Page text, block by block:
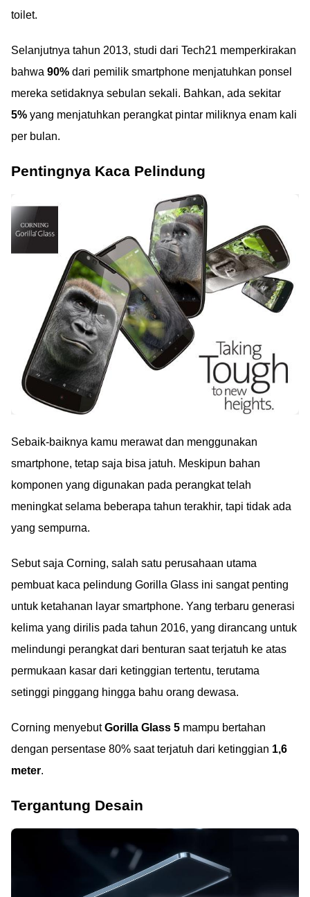
toilet.
Selanjutnya tahun 2013, studi dari Tech21 memperkirakan
bahwa 90% dari pemilik smartphone menjatuhkan ponsel
mereka setidaknya sebulan sekali. Bahkan, ada sekitar
5% yang menjatuhkan perangkat pintar miliknya enam kali
per bulan.
Pentingnya Kaca Pelindung
Sebaik-baiknya kamu merawat dan menggunakan
smartphone, tetap saja bisa jatuh. Meskipun bahan
komponen yang digunakan pada perangkat telah
meningkat selama beberapa tahun terakhir, tapi tidak ada
yang sempurna.
Sebut saja Corning, salah satu perusahaan utama
pembuat kaca pelindung Gorilla Glass ini sangat penting
untuk ketahanan layar smartphone. Yang terbaru generasi
kelima yang dirilis pada tahun 2016, yang dirancang untuk
melindungi perangkat dari benturan saat terjatuh ke atas
permukaan kasar dari ketinggian tertentu, terutama
setinggi pinggang hingga bahu orang dewasa.
Corning menyebutGorilla Glass 5 mampu bertahan
dengan persentase 80% saat terjatuh dari ketinggian 1,6
meter.
Tergantung Desain